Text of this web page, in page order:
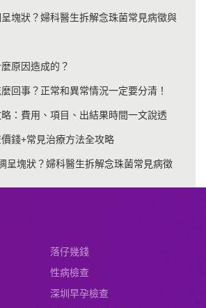
塊狀？婦科醫生拆解念珠菌常見病徵與
原因造成的？
回事？正常和異常情況一定要分清！
：費用、項目、出結果時間一文說透
錢+常見治療方法全攻略
呈塊狀？婦科醫生拆解念珠菌常見病徵
落仔幾錢
性病檢查
深圳早孕檢查